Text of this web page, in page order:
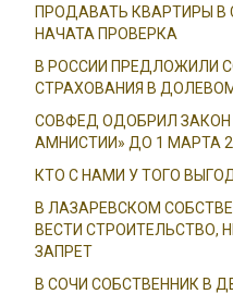
ПРОДАВАТЬ КВАРТИРЫ В
НАЧАТА ПРОВЕРКА
В РОССИИ ПРЕДЛОЖИЛИ
СТРАХОВАНИЯ В
СОВФЕД ОДОБРИЛ
АМНИСТИИ» ДО 1 МАРТА
КТО С НАМИ У ТОГО
В ЛАЗАРЕВСКОМ
ВЕСТИ СТРОИТЕЛЬСТВО,
ЗАПРЕТ
В СОЧИ СОБСТВЕННИК В